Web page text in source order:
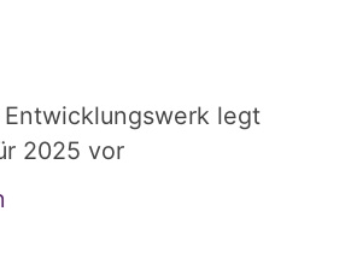
legt
2025 vor